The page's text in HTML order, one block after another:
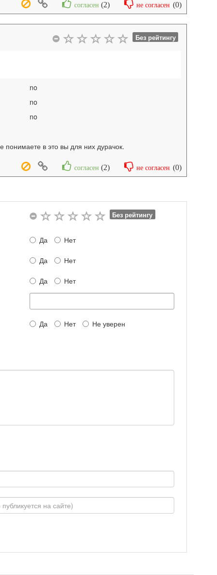
не согласен (0)
согласен (2)
Без рейтингу
no
no
no
в это вы для них дурачок.
не согласен (0)
согласен (2)
Без рейтингу
Да Нет
Да Нет
Да Нет
Да Нет Не уверен